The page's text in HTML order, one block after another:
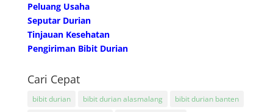
Peluang Usaha
Seputar Durian
Tinjauan Kesehatan
Pengiriman Bibit Durian
Cari Cepat
bibit durian bibit durian alasmalang
bibit durian banten